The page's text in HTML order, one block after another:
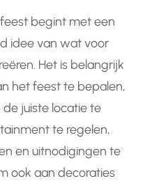
begint met een
idee van wat voor
Het is belangrijk
het feest te bepalen,
juiste locatie te
te regelen,
en uitnodigingen te
ook aan decoraties